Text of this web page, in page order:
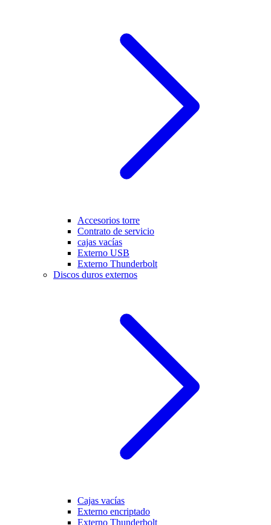
Accesorios torre
Contrato de servicio
cajas vacías
Externo USB
Externo Thunderbolt
Discos duros externos
Cajas vacías
Externo encriptado
Externo Thunderbolt